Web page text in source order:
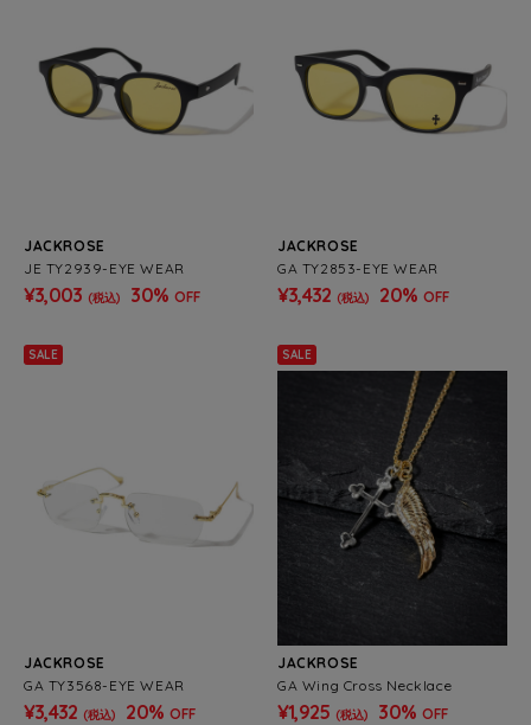
JACKROSE
JE TY2939-EYE WEAR
¥3,003 (税込) 30% OFF
JACKROSE
GA TY2853-EYE WEAR
¥3,432 (税込) 20% OFF
SALE
JACKROSE
GA TY3568-EYE WEAR
¥3,432 (税込) 20% OFF
SALE
JACKROSE
GA Wing Cross Necklace
¥1,925 (税込) 30% OFF